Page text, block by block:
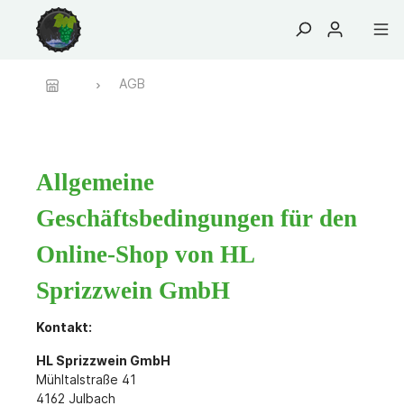
Bekleidung
Malspiel
AGB
Allgemeine
Geschäftsbedingungen für den
Online-Shop von HL
Sprizzwein GmbH
Kontakt:
HL Sprizzwein GmbH
Mühltalstraße 41
4162 Julbach